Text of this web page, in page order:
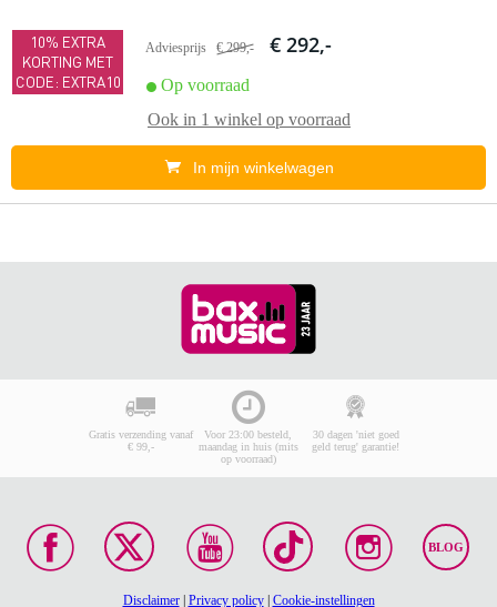
10% EXTRA
KORTING MET
CODE: EXTRA10
Adviesprijs € 299,- € 292,-
Op voorraad
Ook in 1 winkel op voorraad
In mijn winkelwagen
Gratis verzending vanaf
€ 99,-
Voor 23:00 besteld,
maandag in huis (mits
op voorraad)
30 dagen 'niet goed
geld terug' garantie!
BLOG
Disclaimer| Privacy policy| Cookie-instellingen